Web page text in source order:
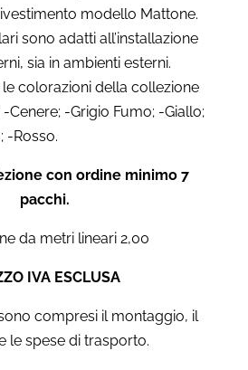
modello Mattone.
sono adatti all’installazione
sia in ambienti esterni.
le colorazioni della collezione
Cenere; -Grigio Fumo; -Giallo;
-Rosso.
con ordine minimo 7
pacchi.
da metri lineari 2,00
IVA ESCLUSA
compresi il montaggio, il
le spese di trasporto.